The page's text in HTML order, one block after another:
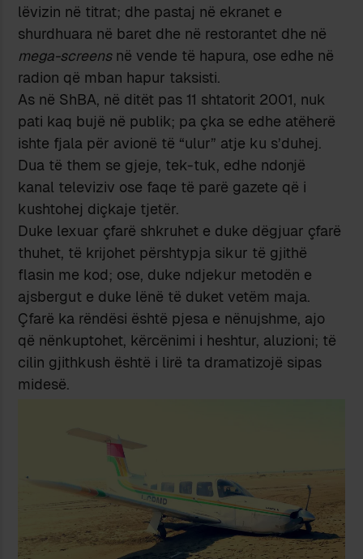
lëvizin në titrat; dhe pastaj në ekranet e
shurdhuara në baret dhe në restorantet dhe në
mega-screensnë vende të hapura, ose edhe në
radion që mban hapur taksisti.
As në ShBA, në ditët pas 11 shtatorit 2001, nuk
pati kaq bujë në publik; pa çka se edhe atëherë
ishte fjala për avionë të “ulur” atje ku s’duhej.
Dua të them se gjeje, tek-tuk, edhe ndonjë
kanal televiziv ose faqe të parë gazete që i
kushtohej diçkaje tjetër.
Duke lexuar çfarë shkruhet e duke dëgjuar çfarë
thuhet, të krijohet përshtypja sikur të gjithë
flasin me kod; ose, duke ndjekur metodën e
ajsbergut e duke lënë të duket vetëm maja.
Çfarë ka rëndësi është pjesa e nënujshme, ajo
që nënkuptohet, kërcënimi i heshtur, aluzioni; të
cilin gjithkush është i lirë ta dramatizojë sipas
midesë.